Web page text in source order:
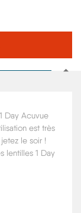
Day Acuvue
est très
le soir !
lentilles 1 Day